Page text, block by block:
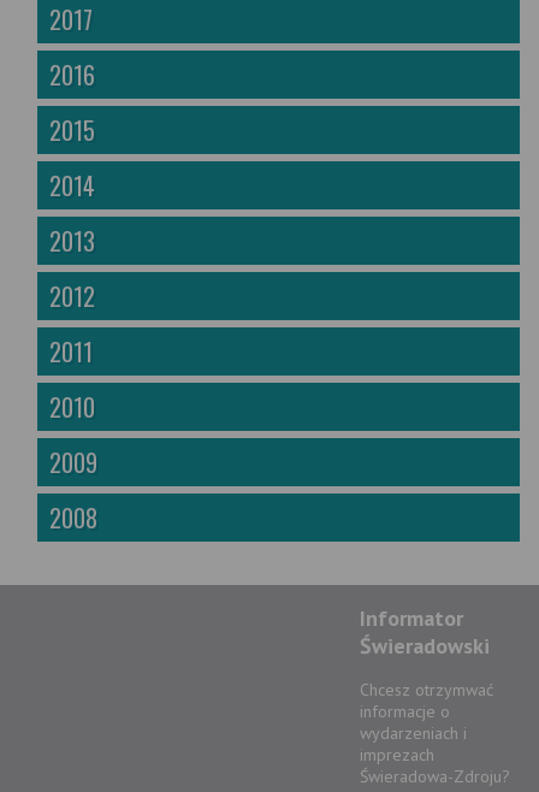
2017
2016
2015
2014
2013
2012
2011
2010
2009
2008
Informator
Świeradowski
Chcesz otrzymwać
informacje o
wydarzeniach i
imprezach
Świeradowa-Zdroju?